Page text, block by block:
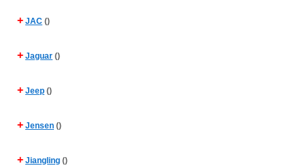
+ JAC ()
+ Jaguar ()
+ Jeep ()
+ Jensen ()
+ Jiangling ()